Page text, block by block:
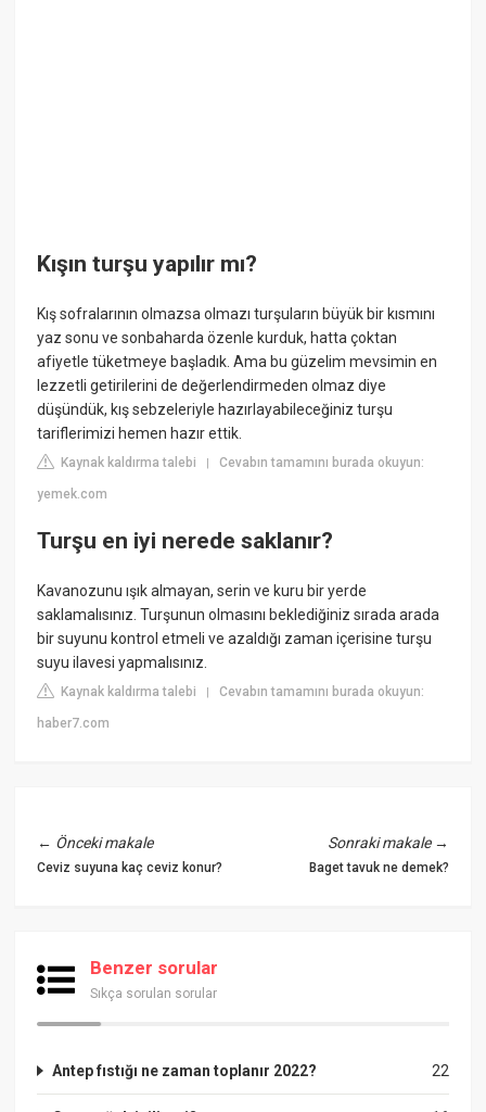
Kışın turşu yapılır mı?
Kış sofralarının olmazsa olmazı turşuların büyük bir kısmını
yaz sonu ve sonbaharda özenle kurduk, hatta çoktan
afiyetle tüketmeye başladık. Ama bu güzelim mevsimin en
lezzetli getirilerini de değerlendirmeden olmaz diye
düşündük, kış sebzeleriyle hazırlayabileceğiniz turşu
tariflerimizi hemen hazır ettik.
Kaynak kaldırma talebi |Cevabın tamamını burada okuyun:
yemek.com
Turşu en iyi nerede saklanır?
Kavanozunu ışık almayan, serin ve kuru bir yerde
saklamalısınız. Turşunun olmasını beklediğiniz sırada arada
bir suyunu kontrol etmeli ve azaldığı zaman içerisine turşu
suyu ilavesi yapmalısınız.
Kaynak kaldırma talebi |Cevabın tamamını burada okuyun:
haber7.com
← Önceki makale
Ceviz suyuna kaç ceviz konur?
Sonraki makale→
Baget tavuk ne demek?
Benzer sorular
Sıkça sorulan sorular
22
Antep fıstığı ne zaman toplanır 2022?